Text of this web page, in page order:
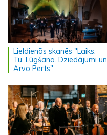
Lieldienās skanēs "Laiks.
Tu. Lūgšana. Dziedājumi un
Arvo Perts"